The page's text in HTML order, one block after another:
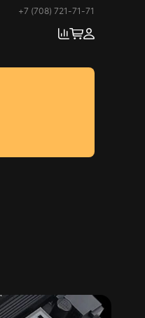
+7 (708) 721-71-71